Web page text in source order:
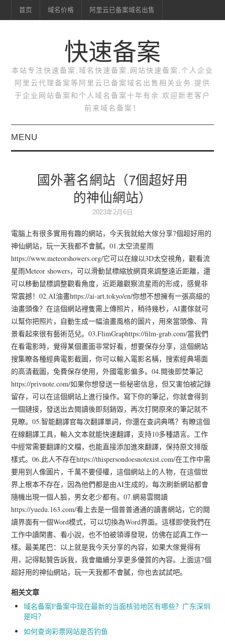
首页 域名价格 阿里云已备案域名出售
快速备案
本站专注快速备案,域名快速备案,网站快速备案,个人企业
阿里云代理备案等阿里云已备案域名出售相关业务.提供
于企业网站备案和个人域名备案十年有余.欢迎新老客户
前来域名备案！
MENU
域名价格
阿里云已备案域名出售
國外著名網站（7個超好用
的神仙網站）
2023年2月6日
電腦上有很多實用有趣的網站，今天我就給大傢分享7個超好用的
神仙網站，玩一天我都不會膩。01.太空流星雨
https://www.meteorshowers.org/它可以在線以3D太空視角，觀看流
星雨Meteor showers，可以滑動鼠標縮放網頁來調整遠近距離，還
可以移動鼠標調整觀看角度，近距離觀察流星雨的形成，感覺非
常震撼！02.AI油畫https://ai-art.tokyo/en/你想不想擁有一張高級的
油畫頭像？在這個網站裡隻需上傳照片，稍待幾秒，AI畫傢就可
以幫你把照片，自動生成一幅油畫風格的圖片，用來當頭像、背
景看起來很有藝術范兒。03.FlimGraphttps://film-grab.com/當我們
在看電影時，覺得某個畫面非常好看，想要保存分享，這個網站
搜集瞭各種經典電影截圖，你可以輸入電影名稱，搜索經典場面
的高清截圖，免費保存使用，外國電影偏多。04.閱後即焚筆記
https://privnote.com/如果你想發送一些秘密信息，但又害怕被記錄
留存，可以在這個網站上進行操作。寫下你的筆記，你就會得到
一個鏈接，發送出去閱讀後即刻銷毀，再次打開原來的筆記就不
見瞭。05.智能翻譯官每次翻譯單詞，你還在查詞典嗎？有瞭這個
在線翻譯工具，輸入文本就能快速翻譯，支持10多種語言。工作
中經常需要翻譯的文檔，也能直接添加進來翻譯，保持原文排版
樣式。06.此人不存在https://thispersondoesnotexist.com/在工作中需
要用到人像圖片，千萬不要侵權，這個網站上的人物，在這個世
界上根本不存在，因為他們都是由AI生成的，每次刷新網站都會
隨機出現一個人臉，男女老少都有。07.網易雲閱讀
https://yuedu.163.com/看上去是一個普普通通的讀書網站，它的閱
讀界面有一個Word模式，可以切換為Word界面。這樣即使我們在
工作中讀閑書、看小說，也不怕被領導發現，仿佛在認真工作一
樣。最美尾巴：以上就是我今天分享的內容，如果大傢覺得有
用，記得點贊告訴我，我會繼續分享更多優質的內容。上面這7個
超好用的神仙網站，玩一天我都不會膩，你也去試試吧。
相关文章
域名备案P备案中现在最新的当面核验地区有哪些？广东深圳
是吗？
如何查询彩票网站是否钓鱼